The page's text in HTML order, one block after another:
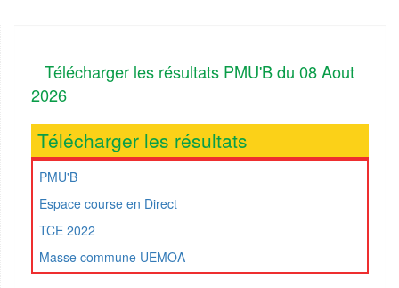
Télécharger les résultats PMU'B du 08 Aout
2026
Télécharger les résultats
PMU'B
Espace course en Direct
TCE 2022
Masse commune UEMOA